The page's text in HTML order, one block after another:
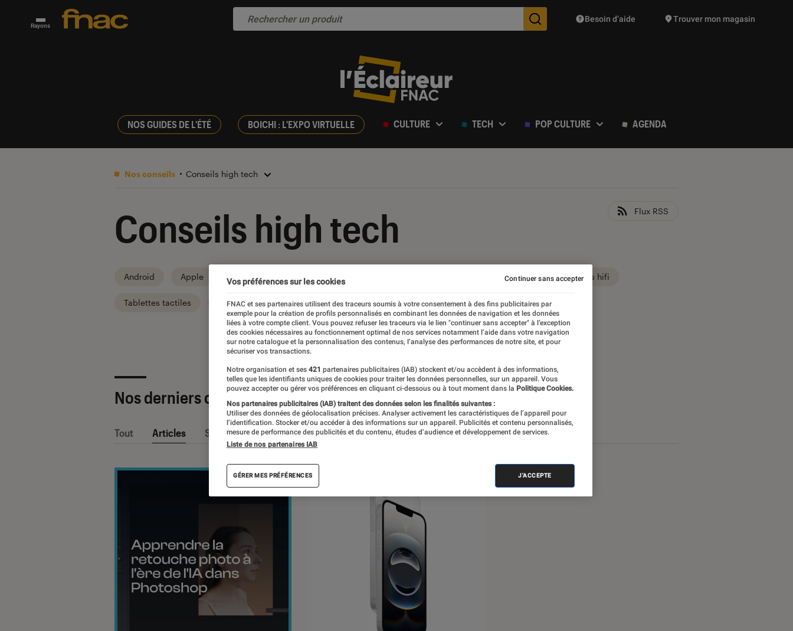
Rayons Des suggestions de produits vont vous être proposées
Besoin d’aide Trouver mon magasin
NOS GUIDES DE L'ÉTÉ BOICHI : L'EXPO VIRTUELLE CULTURE TECH POP CULTURE AGENDA
Nos conseils Conseils high tech
Conseils high tech Flux RSS
Android Apple Informatique Objets connectés Smartphone Son casques hifi
Tablettes tactiles Univers TV Windows
Nos derniers contenus
Tout Articles Sélections et guides Tests Podcasts
Vos préférences sur les cookies
FNAC et ses partenaires utilisent des traceurs soumis à votre consentement à des fins publicitaires par
exemple pour la création de profils personnalisés en combinant les données de navigation et les données
liées à votre compte client. Vous pouvez refuser les traceurs via le lien "continuer sans accepter" à l’exception
des cookies nécessaires au fonctionnement optimal de nos services notamment l’aide dans votre navigation
sur notre catalogue et la personnalisation des contenus, l’analyse des performances de notre site, et pour
sécuriser vos transactions.
Notre organisation et ses 421 partenaires publicitaires (IAB) stockent et/ou accèdent à des informations,
telles que les identifiants uniques de cookies pour traiter les données personnelles, sur un appareil. Vous
pouvez accepter ou gérer vos préférences en cliquant ci-dessous ou à tout moment dans la Politique Cookies.
Nos partenaires publicitaires (IAB) traitent des données selon les finalités suivantes :
Utiliser des données de géolocalisation précises. Analyser activement les caractéristiques de l’appareil pour
l’identification. Stocker et/ou accéder à des informations sur un appareil. Publicités et contenu personnalisés,
mesure de performance des publicités et du contenu, études d’audience et développement de services.
Liste de nos partenaires IAB
GÉRER MES PRÉFÉRENCES J'ACCEPTE
Continuer sans accepter